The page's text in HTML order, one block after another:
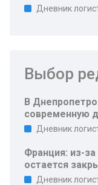
Дневник
Выбор
В
современную
Дневник
Франция: из-
остается
Дневник